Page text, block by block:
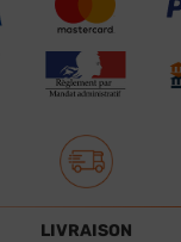
LIVRAISON